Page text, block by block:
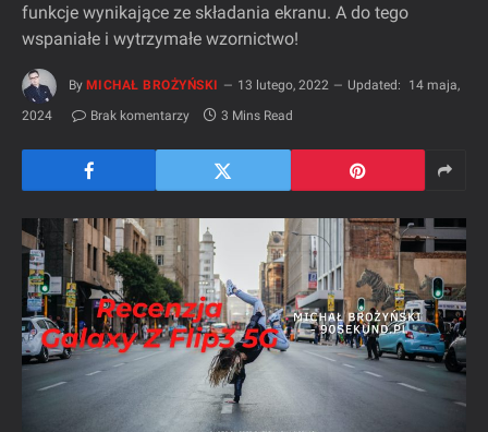
funkcje wynikające ze składania ekranu. A do tego
wspaniałe i wytrzymałe wzornictwo!
By MICHAŁ BROŻYŃSKI 13 lutego, 2022 Updated:
14 maja,
2024
Brak komentarzy 3 Mins Read